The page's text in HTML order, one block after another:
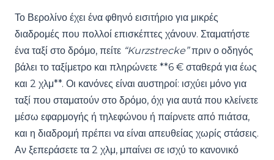
Το Βερολίνο έχει ένα φθηνό εισιτήριο για μικρές
διαδρομές που πολλοί επισκέπτες χάνουν. Σταματήστε
ένα ταξί στο δρόμο, πείτε “Kurzstrecke”πριν ο οδηγός
βάλει το ταξίμετρο και πληρώνετε **6 € σταθερά για έως
και 2 χλμ**. Οι κανόνες είναι αυστηροί: ισχύει μόνο για
ταξί που σταματούν στο δρόμο, όχι για αυτά που κλείνετε
μέσω εφαρμογής ή τηλεφώνου ή παίρνετε από πιάτσα,
και η διαδρομή πρέπει να είναι απευθείας χωρίς στάσεις.
Αν ξεπεράσετε τα 2 χλμ, μπαίνει σε ισχύ το κανονικό